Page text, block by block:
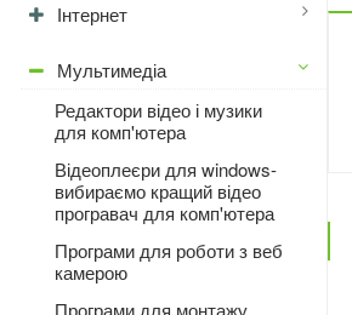
Інтернет
Мультимедіа
Редактори відео і музики
для комп'ютера
Відеоплеєри для windows-
вибираємо кращий відео
програвач для комп'ютера
Програми для роботи з веб
камерою